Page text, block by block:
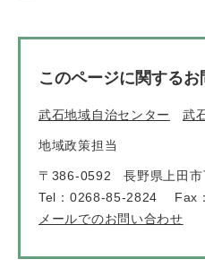
このページに関する
武石地域自治センター 武
地域政策担当
〒386-0592
長野県上田
Tel：0268-85-2824
Fax
メールでのお問い合わせ